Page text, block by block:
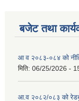
बजेट तथा
आ व २०८३-०८४ को
मिति: 06/25/2026 -
आ.व २०८२/०८३ को